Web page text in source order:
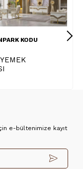
KODU
e-bültenimize kayıt